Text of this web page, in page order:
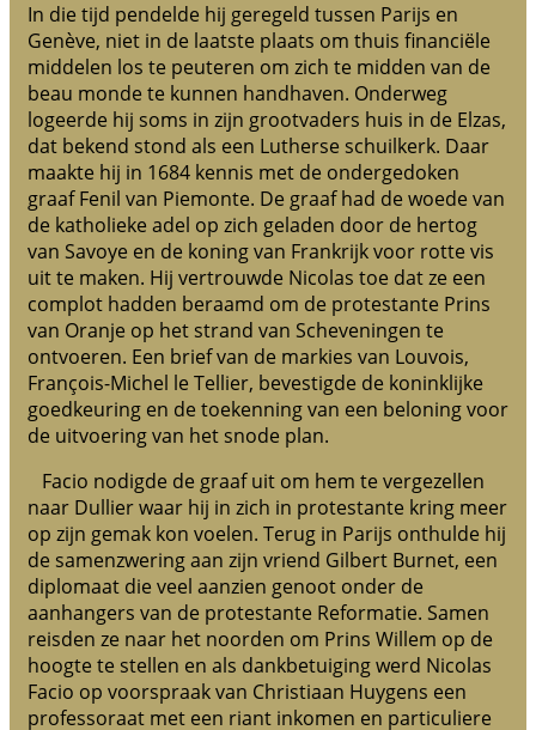
In die tijd pendelde hij geregeld tussen Parijs en
Genève, niet in de laatste plaats om thuis financiële
middelen los te peuteren om zich te midden van de
beau monde te kunnen handhaven. Onderweg
logeerde hij soms in zijn grootvaders huis in de Elzas,
dat bekend stond als een Lutherse schuilkerk. Daar
maakte hij in 1684 kennis met de ondergedoken
graaf Fenil van Piemonte. De graaf had de woede van
de katholieke adel op zich geladen door de hertog
van Savoye en de koning van Frankrijk voor rotte vis
uit te maken. Hij vertrouwde Nicolas toe dat ze een
complot hadden beraamd om de protestante Prins
van Oranje op het strand van Scheveningen te
ontvoeren. Een brief van de markies van Louvois,
François-Michel le Tellier, bevestigde de koninklijke
goedkeuring en de toekenning van een beloning voor
de uitvoering van het snode plan.
Facio nodigde de graaf uit om hem te vergezellen
naar Dullier waar hij in zich in protestante kring meer
op zijn gemak kon voelen. Terug in Parijs onthulde hij
de samenzwering aan zijn vriend Gilbert Burnet, een
diplomaat die veel aanzien genoot onder de
aanhangers van de protestante Reformatie. Samen
reisden ze naar het noorden om Prins Willem op de
hoogte te stellen en als dankbetuiging werd Nicolas
Facio op voorspraak van Christiaan Huygens een
professoraat met een riant inkomen en particuliere